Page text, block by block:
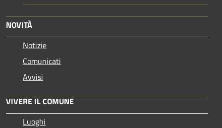
NOVITÀ
Notizie
Comunicati
Avvisi
VIVERE IL COMUNE
Luoghi